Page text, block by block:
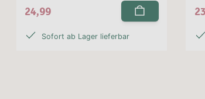
24,99
Sofort ab Lager lieferbar